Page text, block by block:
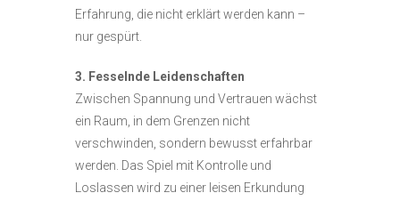
Erfahrung, die nicht erklärt werden kann –
nur gespürt.
3. Fesselnde Leidenschaften
Zwischen Spannung und Vertrauen wächst
ein Raum, in dem Grenzen nicht
verschwinden, sondern bewusst erfahrbar
werden. Das Spiel mit Kontrolle und
Loslassen wird zu einer leisen Erkundung